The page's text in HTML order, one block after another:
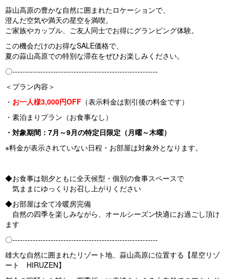
蒜山高原の豊かな自然に囲まれたロケーションで、
澄んだ空気や満天の星空を満喫。
ご家族やカップル、ご友人同士でお得にグランピング体験。
この機会だけのお得なSALE価格で、
夏の蒜山高原での特別な滞在をぜひお楽しみください。
〇---------------------------------------------------------
＜プラン内容＞
・ お一人様3,000円OFF （表示料金は割引後の料金です）
・素泊まりプラン（お食事なし）
・対象期間：7月～9月の特定日限定（月曜～木曜）
※料金が表示されていない日程・お部屋は対象外となります。
◆お食事は朝夕ともに全天候型・個別の食事スペースで
気ままにゆっくりお召し上がりください
◆お部屋は全て冷暖房完備
自然の四季を楽しみながら、オールシーズン快適にお過ごし頂け
ます
〇---------------------------------------------------------
雄大な自然に囲まれたリゾート地、蒜山高原に位置する【星空リゾ
ート HIRUZEN】